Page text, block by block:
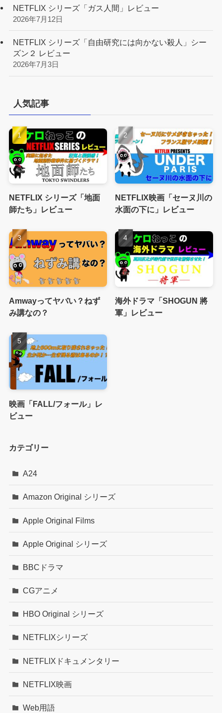
NETFLIX シリーズ「ガス人間」レビュー
2026年7月12日
NETFLIX シリーズ「自由研究には向かない殺人」シー
ズン２ レビュー
2026年7月3日
人気記事
NETFLIX シリーズ「地面
師たち」レビュー
NETFLIX映画「セーヌ川の
水面の下に」レビュー
Amwayってヤバい？ねず
み講なの？
海外ドラマ「SHOGUN 將
軍」レビュー
映画「FALL/フォール」レ
ビュー
カテゴリー
A24
Amazon Original シリーズ
Apple Original Films
Apple Original シリーズ
BBCドラマ
CGアニメ
HBO Original シリーズ
NETFLIXシリーズ
NETFLIXドキュメンタリー
NETFLIX映画
Web用語